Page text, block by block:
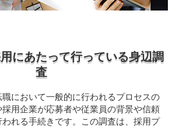
にあたって行っている身辺調
査
において一般的に行われるプロセスの
用企業が応募者や従業員の背景や信頼
れる手続きです。この調査は、採用プ